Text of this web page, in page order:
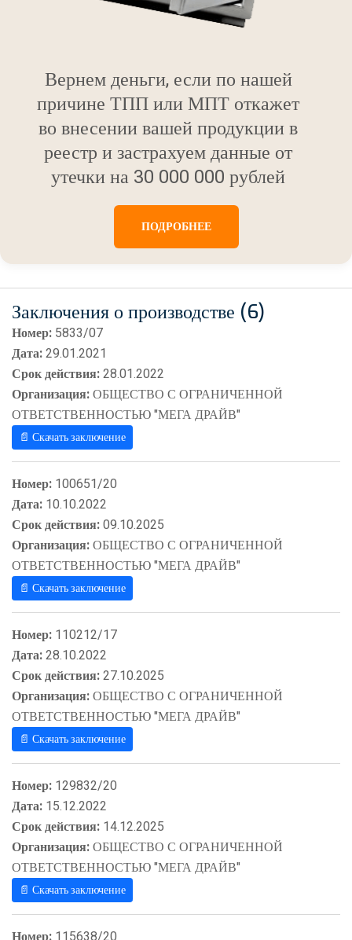
Вернем деньги, если по нашей
причине ТПП или МПТ откажет
во внесении вашей продукции в
реестр и застрахуем данные от
утечки на 30 000 000 рублей
ПОДРОБНЕЕ
Заключения о производстве (6)
Номер: 5833/07
Дата:29.01.2021
Срок действия:28.01.2022
Организация:ОБЩЕСТВО С ОГРАНИЧЕННОЙ
ОТВЕТСТВЕННОСТЬЮ "МЕГА ДРАЙВ"
📄 Скачать заключение
Номер: 100651/20
Дата: 10.10.2022
Срок действия:09.10.2025
Организация:ОБЩЕСТВО С ОГРАНИЧЕННОЙ
ОТВЕТСТВЕННОСТЬЮ "МЕГА ДРАЙВ"
📄 Скачать заключение
Номер: 110212/17
Дата:28.10.2022
Срок действия:27.10.2025
Организация:ОБЩЕСТВО С ОГРАНИЧЕННОЙ
ОТВЕТСТВЕННОСТЬЮ "МЕГА ДРАЙВ"
📄 Скачать заключение
Номер: 129832/20
Дата: 15.12.2022
Срок действия: 14.12.2025
Организация:ОБЩЕСТВО С ОГРАНИЧЕННОЙ
ОТВЕТСТВЕННОСТЬЮ "МЕГА ДРАЙВ"
📄 Скачать заключение